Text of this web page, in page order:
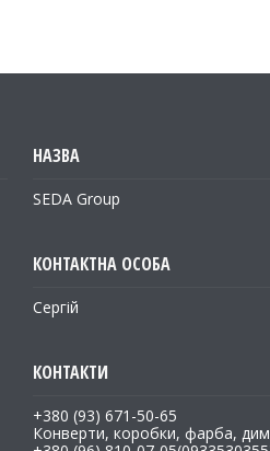
SEDA Group
Сергій
+380 (93) 671-50-65
Конверти, коробки, фарба, дим